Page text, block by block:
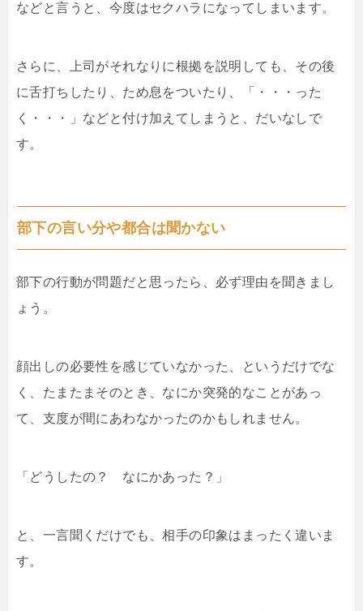
などと言うと、今度はセクハラになってしまいます。
さらに、上司がそれなりに根拠を説明しても、その後
に舌打ちしたり、ため息をついたり、「・・・った
く・・・」などと付け加えてしまうと、だいなしで
す。
部下の言い分や都合は聞かない
部下の行動が問題だと思ったら、必ず理由を聞きまし
ょう。
顔出しの必要性を感じていなかった、というだけでな
く、たまたまそのとき、なにか突発的なことがあっ
て、支度が間にあわなかったのかもしれません。
「どうしたの？ なにかあった？」
と、一言聞くだけでも、相手の印象はまったく違いま
す。